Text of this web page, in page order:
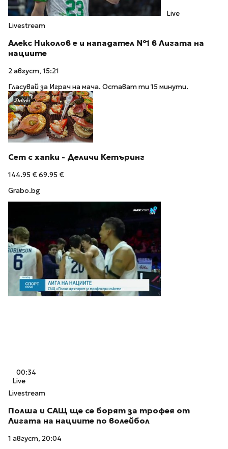
Live
Livestream
Алекс Николов е и нападател №1 в Лигата на
нациите
2 август, 15:21
Гласувай за Играч на мача. Остават ти 15 минути.
Сет с хапки - Деличи Кетъринг
144.95 €69.95 €
Grabo.bg
00:34
Live
Livestream
Полша и САЩ ще се борят за трофея от
Лигата на нациите по волейбол
1 август, 20:04